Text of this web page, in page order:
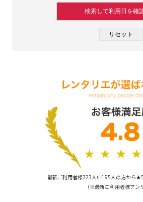
検索して利用日を確
リセット
最新ご利用者様223人中195人の方から
（※最新ご利用者様ア